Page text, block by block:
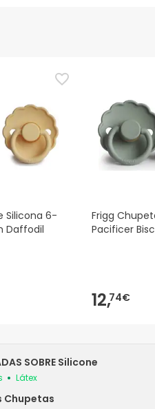
Silicona 6-
Daffodil
Frigg
Pacificer
12,74€
SOBRE Silicone
Látex
Chupetas